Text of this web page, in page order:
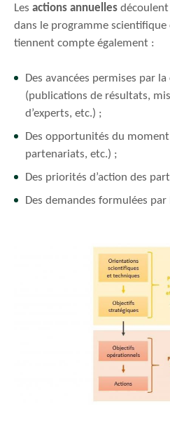
Les actions annuelles
dans le programme
tiennent compte également :
Des avancées permises par
(publications de résultats,
d’experts, etc.) ;
Des opportunités du moment
partenariats, etc.) ;
Des priorités d’action des
Des demandes formulées par